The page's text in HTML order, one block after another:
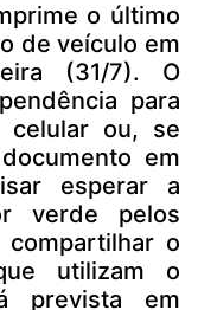
o último
de veículo em
(31/7). O
para
celular ou, se
em
esperar a
verde pelos
o
utilizam o
prevista em